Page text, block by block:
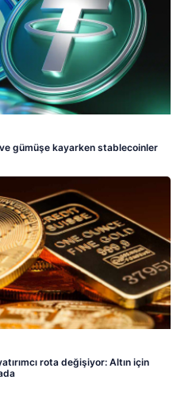
gümüşe kayarken stablecoinler
rota değişiyor: Altın için